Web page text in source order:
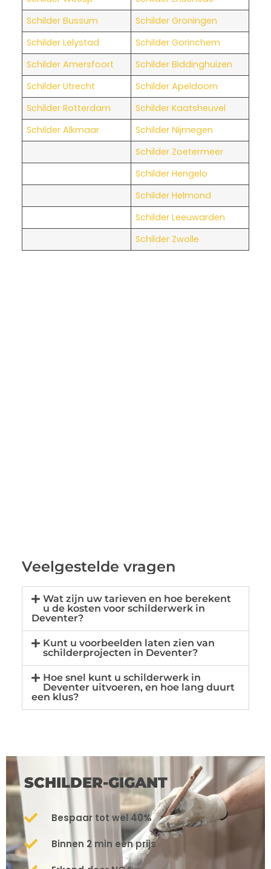
Schilder Bussum
Schilder Groningen
Schilder Lelystad
Schilder Gorinchem
Schilder Amersfoort
Schilder Biddinghuizen
Schilder Utrecht
Schilder Apeldoorn
Schilder Rotterdam
Schilder Kaatsheuvel
Schilder Alkmaar
Schilder Nijmegen
Schilder Zoetermeer
Schilder Hengelo
Schilder Helmond
Schilder Leeuwarden
Schilder Zwolle
Veelgestelde vragen
Wat zijn uw tarieven en hoe berekent
u de kosten voor schilderwerk in
Deventer?
Kunt u voorbeelden laten zien van
schilderprojecten in Deventer?
Hoe snel kunt u schilderwerk in
Deventer uitvoeren, en hoe lang duurt
een klus?
SCHILDER-GIGANT
Bespaar tot wel 40%
Binnen 2 min een prijs